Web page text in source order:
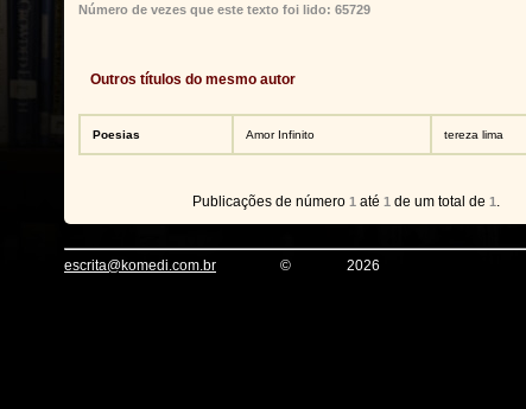
Número de vezes que este texto foi lido: 65729
Outros títulos do mesmo autor
Poesias Amor Infinito tereza lima
Publicações de número 1até 1de um total de 1.
escrita@komedi.com.br © 2026